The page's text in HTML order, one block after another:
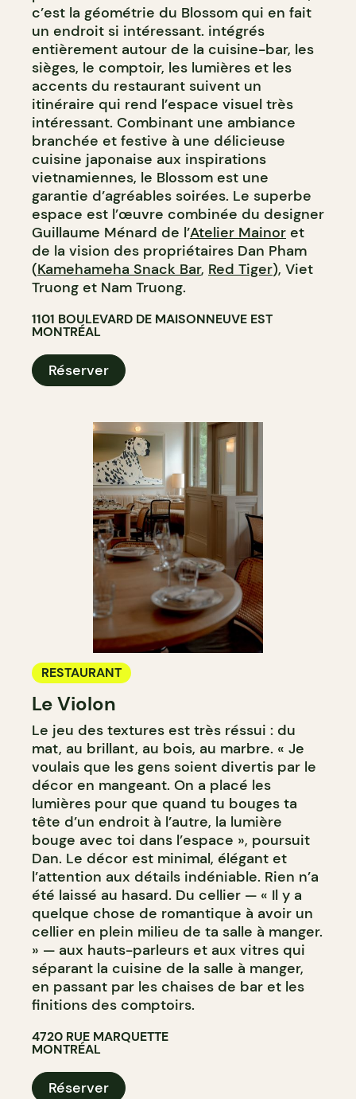
c’est la géométrie du Blossom qui en fait
un endroit si intéressant. intégrés
entièrement autour de la cuisine-bar, les
sièges, le comptoir, les lumières et les
accents du restaurant suivent un
itinéraire qui rend l’espace visuel très
intéressant. Combinant une ambiance
branchée et festive à une délicieuse
cuisine japonaise aux inspirations
vietnamiennes, le Blossom est une
garantie d’agréables soirées. Le superbe
espace est l’œuvre combinée du designer
Guillaume Ménard de l’Atelier Mainor et
de la vision des propriétaires Dan Pham
(Kamehameha Snack Bar, Red Tiger), Viet
Truong et Nam Truong.
1101 BOULEVARD DE MAISONNEUVE EST
MONTRÉAL
Réserver
RESTAURANT
Le Violon
Le jeu des textures est très réssui : du
mat, au brillant, au bois, au marbre. « Je
voulais que les gens soient divertis par le
décor en mangeant. On a placé les
lumières pour que quand tu bouges ta
tête d’un endroit à l’autre, la lumière
bouge avec toi dans l’espace », poursuit
Dan. Le décor est minimal, élégant et
l’attention aux détails indéniable. Rien n’a
été laissé au hasard. Du cellier — « Il y a
quelque chose de romantique à avoir un
cellier en plein milieu de ta salle à manger.
» — aux hauts-parleurs et aux vitres qui
séparant la cuisine de la salle à manger,
en passant par les chaises de bar et les
finitions des comptoirs.
4720 RUE MARQUETTE
MONTRÉAL
Réserver